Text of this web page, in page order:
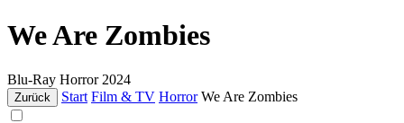
We Are Zombies
Blu-Ray Horror 2024
Zurück Start Film & TV Horror We Are Zombies